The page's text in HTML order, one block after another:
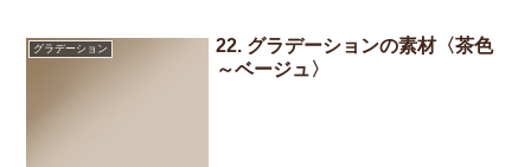
グラデーション
22. グラデーションの素材〈茶色
～ベージュ〉